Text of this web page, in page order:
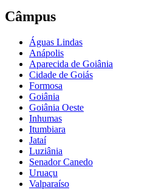
Câmpus
Águas Lindas
Anápolis
Aparecida de Goiânia
Cidade de Goiás
Formosa
Goiânia
Goiânia Oeste
Inhumas
Itumbiara
Jataí
Luziânia
Senador Canedo
Uruaçu
Valparaíso